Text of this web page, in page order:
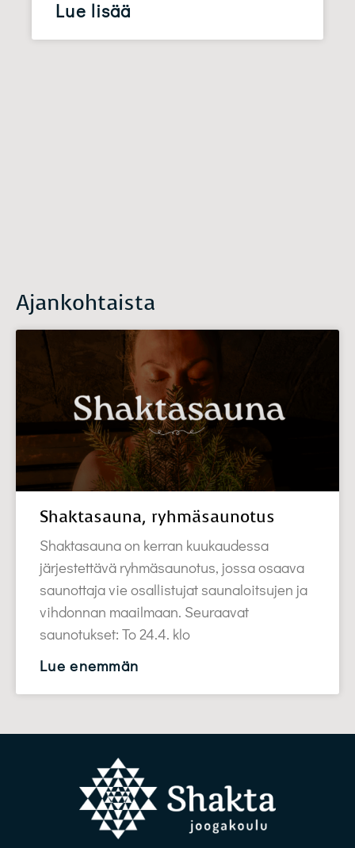
Lue lisää
Ajankohtaista
Shaktasauna, ryhmäsaunotus
Shaktasauna on kerran kuukaudessa
järjestettävä ryhmäsaunotus, jossa osaava
saunottaja vie osallistujat saunaloitsujen ja
vihdonnan maailmaan. Seuraavat
saunotukset: To 24.4. klo
Lue enemmän